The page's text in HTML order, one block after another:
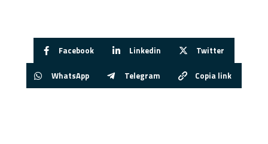
Facebook Linkedin Twitter
WhatsApp Telegram Copia link